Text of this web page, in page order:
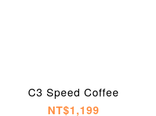
C3 Speed Coffee
NT$1,199